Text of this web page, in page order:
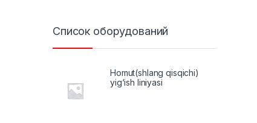
Список оборудований
Homut(shlang qisqichi)
yig‘ish liniyasi